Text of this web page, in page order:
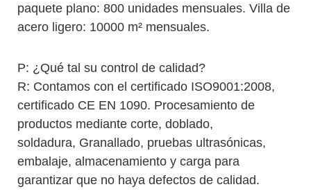
paquete plano: 800 unidades mensuales. Villa de
acero ligero: 10000 m² mensuales.
P: ¿Qué tal su control de calidad?
R: Contamos con el certificado ISO9001:2008,
certificado CE EN 1090. Procesamiento de
productos mediante corte, doblado,
soldadura, Granallado, pruebas ultrasónicas,
embalaje, almacenamiento y carga para
garantizar que no haya defectos de calidad.